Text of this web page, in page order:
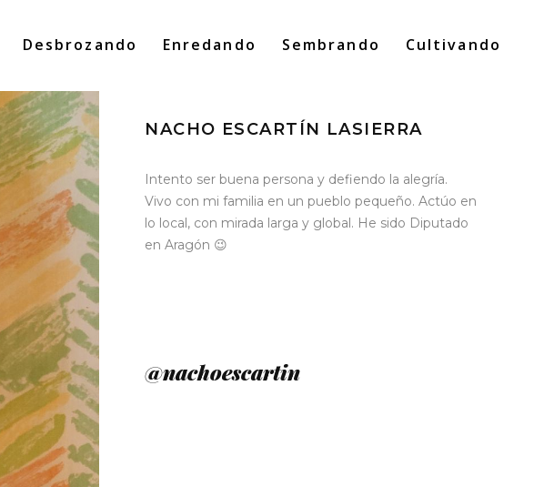
Desbrozando Enredando Sembrando Cultivando
Search
NACHO ESCARTÍN LASIERRA
Intento ser buena persona y defiendo la alegría.
Vivo con mi familia en un pueblo pequeño. Actúo en
lo local, con mirada larga y global. He sido Diputado
en Aragón 😉
@nachoescartin